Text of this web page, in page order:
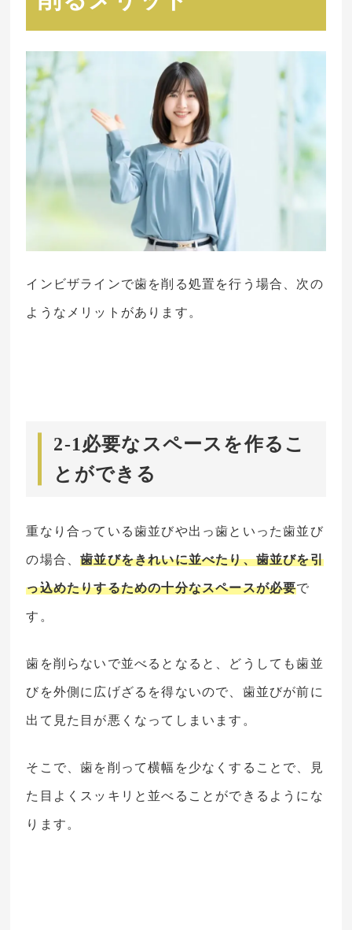
インビザラインで歯を削る処置を行う場合、次の
ようなメリットがあります。
2-1必要なスペースを作るこ
とができる
重なり合っている歯並びや出っ歯といった歯並び
の場合、歯並びをきれいに並べたり、歯並びを引
っ込めたりするための十分なスペースが必要で
す。
歯を削らないで並べるとなると、どうしても歯並
びを外側に広げざるを得ないので、歯並びが前に
出て見た目が悪くなってしまいます。
そこで、歯を削って横幅を少なくすることで、見
た目よくスッキリと並べることができるようにな
ります。